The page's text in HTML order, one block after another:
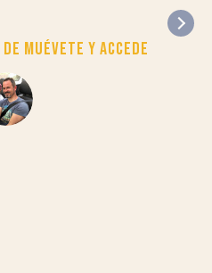
de Muévete y Accede